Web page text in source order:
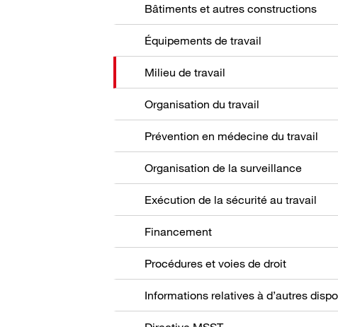
Bâtiments et autres constructions
Équipements de travail
Milieu de travail
Organisation du travail
Prévention en médecine du travail
Organisation de la surveillance
Exécution de la sécurité au travail
Financement
Procédures et voies de droit